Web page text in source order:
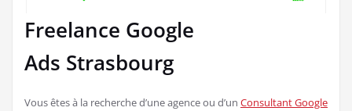
Freelance Google
Ads Strasbourg
Vous êtes à la recherche d’une agence ou d’un Consultant Google